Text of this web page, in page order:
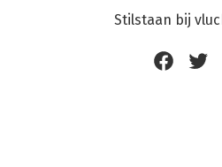
Stilstaan bij
Facebook